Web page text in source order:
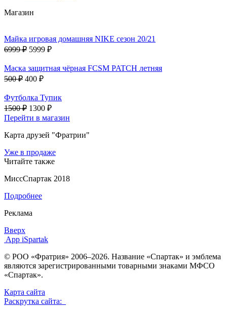
Магазин
Майка игровая домашняя NIKE сезон 20/21
6999 ₽ 5999 ₽
Маска защитная чёрная FCSM PATCH летняя
500 ₽ 400 ₽
Футболка Тупик
1500 ₽ 1300 ₽
Перейти в магазин
Карта друзей "Фратрии"
Уже в продаже
Читайте также
МиссСпартак 2018
Подробнее
Реклама
Вверх
App iSpartak
© РОО «Фратрия» 2006–2026. Название «Спартак» и эмблема
являются зарегистрированными товарными знаками МФСО
«Спартак».
Карта сайта
Раскрутка сайта: